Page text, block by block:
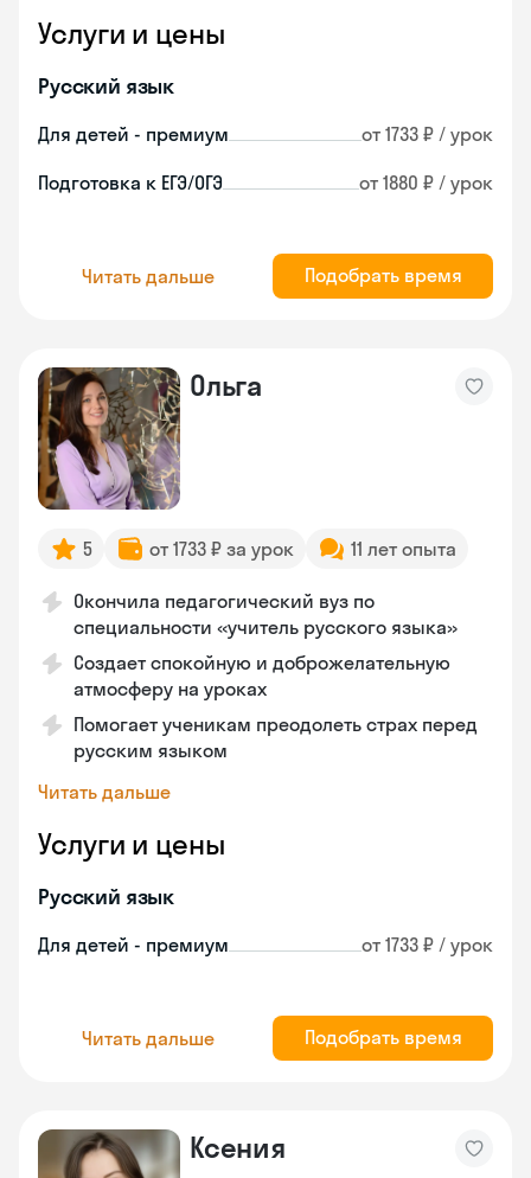
Услуги и цены
Русский язык
Для детей - премиум от 1733 ₽ / урок
Подготовка к ЕГЭ/ОГЭ от 1880 ₽ / урок
Читать дальше Подобрать время
Ольга
5 от 1733 ₽ за урок 11 лет опыта
Окончила педагогический вуз по
специальности «учитель русского языка»
Создает спокойную и доброжелательную
атмосферу на уроках
Помогает ученикам преодолеть страх перед
русским языком
Читать дальше
Услуги и цены
Русский язык
Для детей - премиум от 1733 ₽ / урок
Читать дальше Подобрать время
Ксения